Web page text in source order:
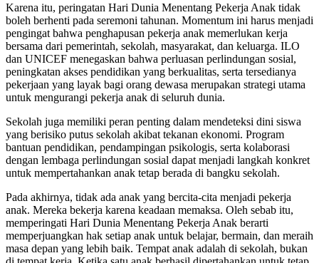
Karena itu, peringatan Hari Dunia Menentang Pekerja Anak tidak
boleh berhenti pada seremoni tahunan. Momentum ini harus menjadi
pengingat bahwa penghapusan pekerja anak memerlukan kerja
bersama dari pemerintah, sekolah, masyarakat, dan keluarga. ILO
dan UNICEF menegaskan bahwa perluasan perlindungan sosial,
peningkatan akses pendidikan yang berkualitas, serta tersedianya
pekerjaan yang layak bagi orang dewasa merupakan strategi utama
untuk mengurangi pekerja anak di seluruh dunia.
Sekolah juga memiliki peran penting dalam mendeteksi dini siswa
yang berisiko putus sekolah akibat tekanan ekonomi. Program
bantuan pendidikan, pendampingan psikologis, serta kolaborasi
dengan lembaga perlindungan sosial dapat menjadi langkah konkret
untuk mempertahankan anak tetap berada di bangku sekolah.
Pada akhirnya, tidak ada anak yang bercita-cita menjadi pekerja
anak. Mereka bekerja karena keadaan memaksa. Oleh sebab itu,
memperingati Hari Dunia Menentang Pekerja Anak berarti
memperjuangkan hak setiap anak untuk belajar, bermain, dan meraih
masa depan yang lebih baik. Tempat anak adalah di sekolah, bukan